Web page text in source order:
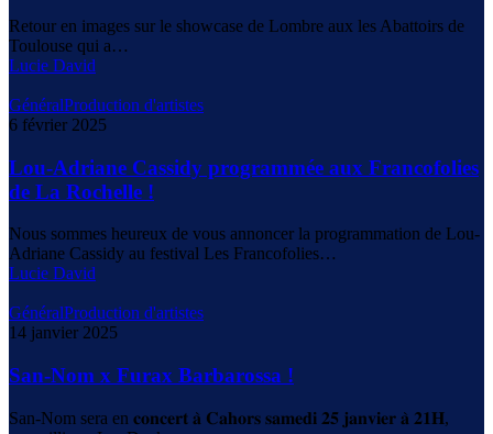
Retour en images sur le showcase de Lombre aux les Abattoirs de
Toulouse qui a…
Lucie David
GénéralProduction d'artistes
6 février 2025
Lou-Adriane Cassidy programmée aux Francofolies
de La Rochelle !
Nous sommes heureux de vous annoncer la programmation de Lou-
Adriane Cassidy au festival Les Francofolies…
Lucie David
GénéralProduction d'artistes
14 janvier 2025
San-Nom x Furax Barbarossa !
San-Nom sera en 𝐜𝐨𝐧𝐜𝐞𝐫𝐭 𝐚̀ 𝐂𝐚𝐡𝐨𝐫𝐬 𝐬𝐚𝐦𝐞𝐝𝐢 𝟐𝟓 𝐣𝐚𝐧𝐯𝐢𝐞𝐫 𝐚̀ 𝟐𝟏𝐇,